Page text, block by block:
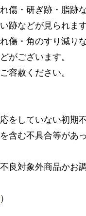
傷・研ぎ跡・脂跡
跡などが見られます
傷・角のすり減り
がございます。
容赦ください。
をしていない初期
含む不具合等があ
良対象外商品かお
）